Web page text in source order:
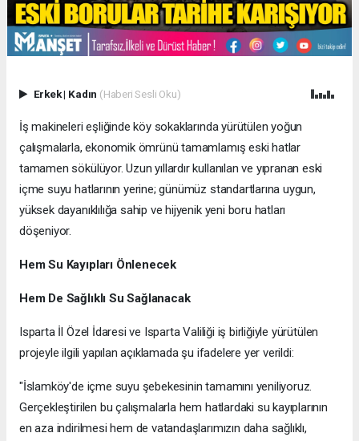
Erkek| Kadın (Haberi Sesli Oku)
​İş makineleri eşliğinde köy sokaklarında yürütülen yoğun
çalışmalarla, ekonomik ömrünü tamamlamış eski hatlar
tamamen sökülüyor. Uzun yıllardır kullanılan ve yıpranan eski
içme suyu hatlarının yerine; günümüz standartlarına uygun,
yüksek dayanıklılığa sahip ve hijyenik yeni boru hatları
döşeniyor.
​Hem Su Kayıpları Önlenecek
Hem De Sağlıklı Su Sağlanacak
​Isparta İl Özel İdaresi ve Isparta Valiliği iş birliğiyle yürütülen
projeyle ilgili yapılan açıklamada şu ifadelere yer verildi:
​"İslamköy'de içme suyu şebekesinin tamamını yeniliyoruz.
Gerçekleştirilen bu çalışmalarla hem hatlardaki su kayıplarının
en aza indirilmesi hem de vatandaşlarımızın daha sağlıklı,